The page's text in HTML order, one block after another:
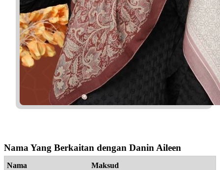
Nama Yang Berkaitan dengan Danin Aileen
Nama Maksud